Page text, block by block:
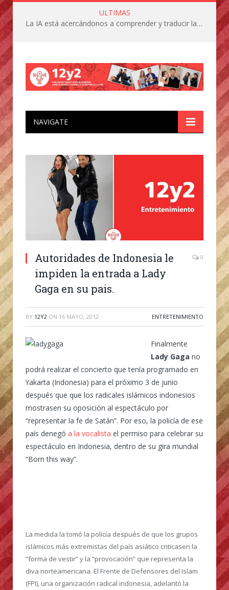
ULTIMAS
La IA está acercándonos a comprender y traducir las vocalizaciones y comportamientos de nuestras mascotas
NAVIGATE
Autoridades de Indonesia le
impiden la entrada a Lady
Gaga en su pais.
0
BY 12Y2 ON 16 MAYO, 2012 ENTRETENIMIENTO
Finalmente
Lady Gaga no
podrá realizar el concierto que tenía programado en
Yakarta (Indonesia) para el próximo 3 de junio
después que que los radicales islámicos indonesios
mostrasen su oposición al espectáculo por
“representar la fe de Satán”. Por eso, la policía de ese
país denegó a la vocalista el permiso para celebrar su
espectáculo en Indonesia, dentro de su gira mundial
“Born this way”.
La medida la tomó la policía después de que los grupos
islámicos más extremistas del país asiático criticasen la
“forma de vestir” y la “provocación” que representa la
diva norteamericana. El Frente de Defensores del Islam
(FPI), una organización radical indonesia, adelantó la